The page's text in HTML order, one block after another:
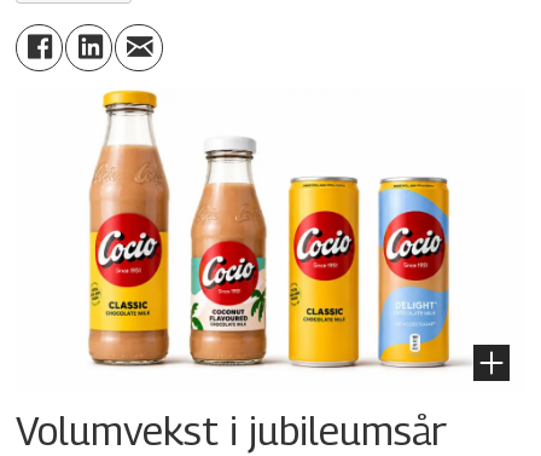
Volumvekst i jubileumsår